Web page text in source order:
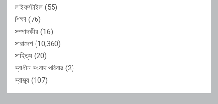
লাইফস্টাইল (55)
শিক্ষা (76)
সম্পাদকীয় (16)
সারাদেশ (10,360)
সাহিত্য (20)
স্বাধীন সংবাদ পরিবার (2)
স্বাস্থ্য (107)